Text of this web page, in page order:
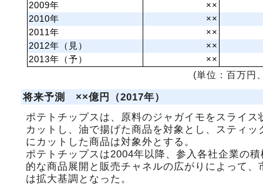
2009年
××
2010年
××
2011年
××
2012年（見）
××
2013年（予）
××
(単位：百万円
将来予測 ××億円（2017年）
ポテトチップスは、原料のジャガイモをスライス
カットし、油で揚げた商品を対象とし、スティッ
にカットした商品は対象外とする。
ポテトチップスは2004年以降、参入各社企業の積
的な商品展開と販売チャネルの広がりによって、
は拡大基調となった。